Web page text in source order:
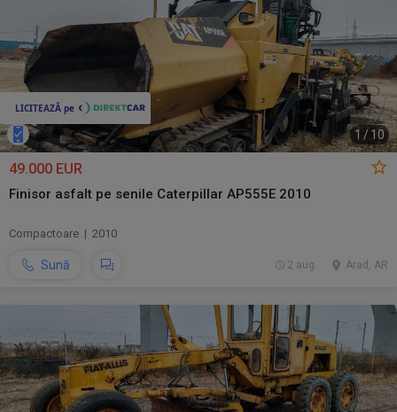
1 /10
49.000 EUR
Finisor asfalt pe senile Caterpillar AP555E 2010
Compactoare | 2010
Sună Arad, AR
2 aug.